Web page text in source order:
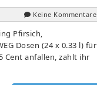
Keine Kommentare
Pfirsich,
Dosen (24 x 0.33 l) für
Cent anfallen, zahlt ihr